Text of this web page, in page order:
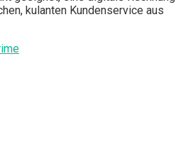
kulanten Kundenservice aus